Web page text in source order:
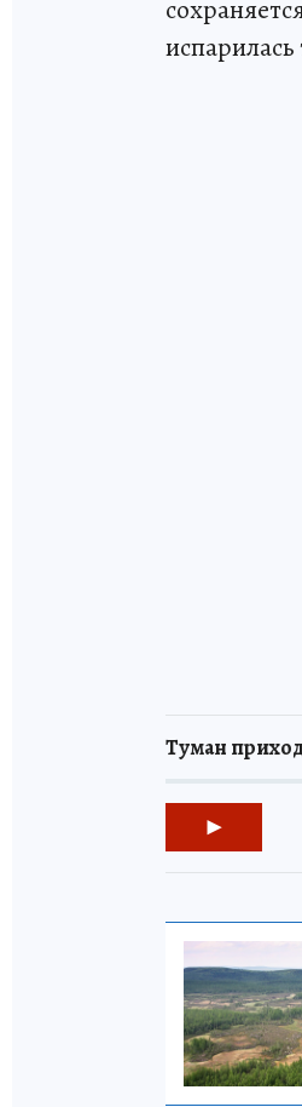
испарилась
Туман